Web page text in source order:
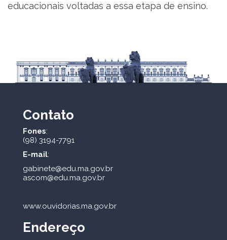
educacionais voltadas a essa etapa de ensino.
Contato
Fones:
(98) 3194-7791
E-mail:
gabinete@edu.ma.gov.br
ascom@edu.ma.gov.br
www.ouvidorias.ma.gov.br
Endereço